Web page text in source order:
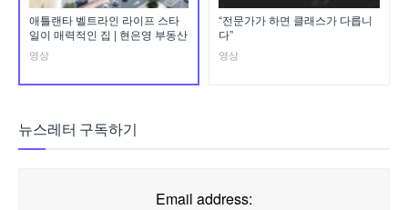
애틀랜타 벨트라인 라이프 스타
일이 매력적인 집 | 현은영 부동산
영상
“전문가가 하면 클래스가 다릅니
다”
영상
뉴스레터 구독하기
Email address: